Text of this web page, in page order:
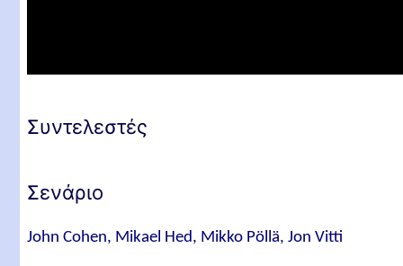
Συντελεστές
Σενάριο
John Cohen, Mikael Hed, Mikko Pöllä, Jon Vitti